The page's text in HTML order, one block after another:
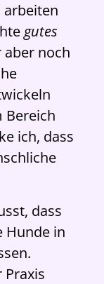
arbeiten
gutes
noch
Bereich
ich, dass
dass
Hunde in
Praxis